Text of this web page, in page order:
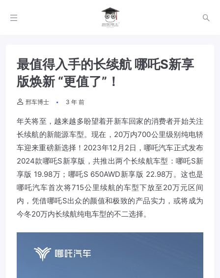
最值得入手的长续航 哪吒S新享
版焕新 “更值了”！
邢车博士 3 年 前
年关将至，越来越多盼望着开新车回家的消费者开始关注
长续航的新能源车型。现在，20万内700公里级别纯电轿
车迎来重磅新选择！2023年12月2日，哪吒汽车正式发布
2024款哪吒S新享版，共推出两个长续航车型：哪吒S新
享版 19.98万；哪吒S 650AWD新享版 22.98万。这也是
哪吒汽车首次将715公里续航的车型下放至20万元区间
内，凭借哪吒S出众的颜值和极致的产品实力，或将成为
今冬20万内长续航纯电车型的不二选择。